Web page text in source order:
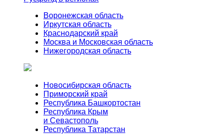
Воронежская область
Иркутская область
Краснодарский край
Москва и Московская область
Нижегородская область
Новосибирская область
Приморский край
Республика Башкортостан
Республика Крым
и Севастополь
Республика Татарстан